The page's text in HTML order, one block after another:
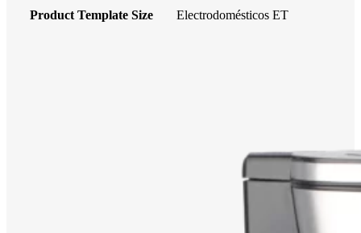
Product Template Size Electrodomésticos ET